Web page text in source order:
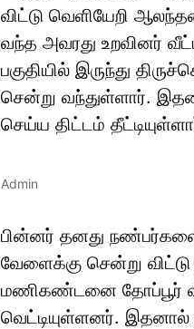
விட்டு வெளியேறி
வந்த அவரது உறவினர்
பகுதியில் இருந்து
சென்று வந்துள்ளார்.
செய்ய திட்டம்
Admin
பின்னர் தனது நண்பர்களை
வேளைக்கு சென்று
மணிகண்டனை தோப்பூர்
வெட்டியுள்ளனர்.